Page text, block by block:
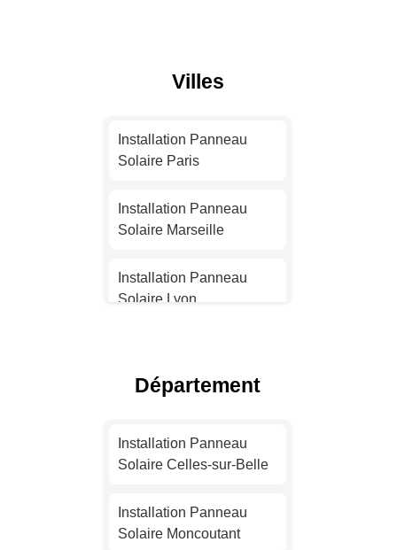
Villes
Installation Panneau
Solaire Paris
Installation Panneau
Solaire Marseille
Installation Panneau
Solaire Lyon
Solaire Nice
Solaire Nantes
Département
Installation Panneau
Solaire Celles-sur-Belle
Installation Panneau
Solaire Moncoutant